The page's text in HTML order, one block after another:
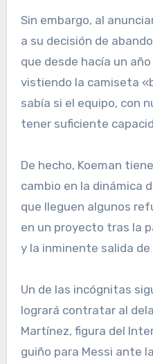
Sin embargo, al
a su decisión de
que desde hacía un
vistiendo la camiseta
sabía si el equipo, con
tener suficiente
De hecho, Koeman
cambio en la dinámica
que lleguen algunos
en un proyecto tras la
y la inminente salida de
Un de las incógnitas
logrará contratar al
Martínez, figura del
guiño para Messi ante